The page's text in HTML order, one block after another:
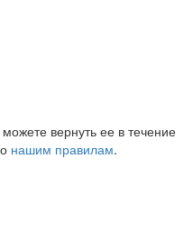
вернуть ее в течение
нашим правилам.